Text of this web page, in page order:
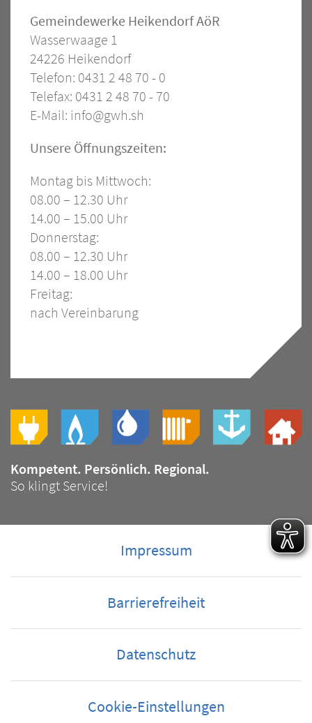
Kontakt
–
Allgemein
Gemeindewerke Heikendorf AöR
Wasserwaage 1
24226 Heikendorf
Telefon: 0431 2 48 70 - 0
Telefax: 0431 2 48 70 - 70
E-Mail: info@gwh.sh
Öffnungszeiten
Unsere Öffnungszeiten:
Montag bis Mittwoch:
08.00 – 12.30 Uhr
14.00 – 15.00 Uhr
Donnerstag:
08.00 – 12.30 Uhr
14.00 – 18.00 Uhr
Freitag:
nach Vereinbarung
Slogan
Bild
Slogan
Kompetent. Persönlich. Regional.
So klingt Service!
Impressum
Barrierefreiheit
Datenschutz
Cookie-Einstellungen